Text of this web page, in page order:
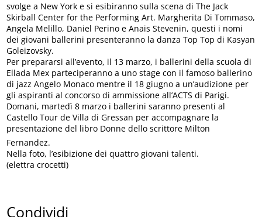
svolge a New York e si esibiranno sulla scena di The Jack
Skirball Center for the Performing Art. Margherita Di Tommaso,
Angela Melillo, Daniel Perino e Anais Stevenin, questi i nomi
dei giovani ballerini presenteranno la danza Top Top di Kasyan
Goleizovsky.
Per prepararsi all’evento, il 13 marzo, i ballerini della scuola di
Ellada Mex parteciperanno a uno stage con il famoso ballerino
di jazz Angelo Monaco mentre il 18 giugno a un’audizione per
gli aspiranti al concorso di ammissione all’ACTS di Parigi.
Domani, martedì 8 marzo i ballerini saranno presenti al
Castello Tour de Villa di Gressan per accompagnare la
presentazione del libro Donne dello scrittore Milton
Fernandez.
Nella foto, l’esibizione dei quattro giovani talenti.
(elettra crocetti)
Condividi